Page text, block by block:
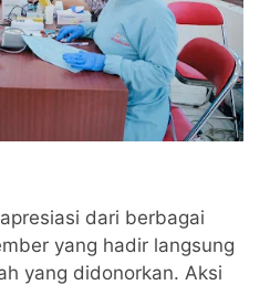
dari berbagai
yang hadir langsung
yang didonorkan. Aksi